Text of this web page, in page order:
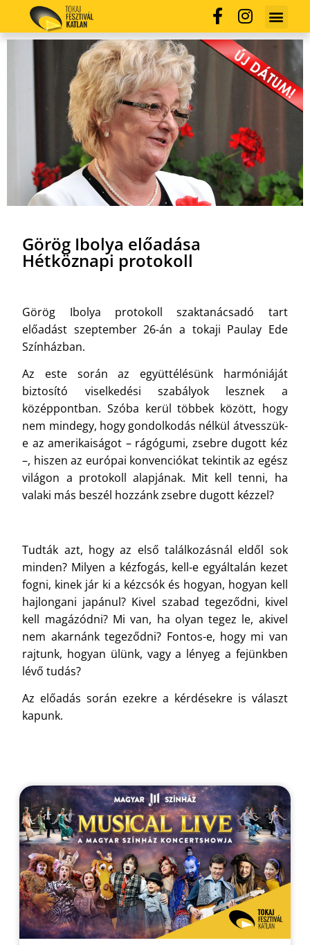
Görög Ibolya előadása
Hétköznapi protokoll
Görög Ibolya protokoll szaktanácsadó tart
előadást szeptember 26-án a tokaji Paulay Ede
Színházban.
Az este során az együttélésünk harmóniáját
biztosító viselkedési szabályok lesznek a
középpontban. Szóba kerül többek között, hogy
nem mindegy, hogy gondolkodás nélkül átvesszük-
e az amerikaiságot – rágógumi, zsebre dugott kéz
–, hiszen az európai konvenciókat tekintik az egész
világon a protokoll alapjának. Mit kell tenni, ha
valaki más beszél hozzánk zsebre dugott kézzel?
Tudták azt, hogy az első találkozásnál eldől sok
minden? Milyen a kézfogás, kell-e egyáltalán kezet
fogni, kinek jár ki a kézcsók és hogyan, hogyan kell
hajlongani japánul? Kivel szabad tegeződni, kivel
kell magázódni? Mi van, ha olyan tegez le, akivel
nem akarnánk tegeződni? Fontos-e, hogy mi van
rajtunk, hogyan ülünk, vagy a lényeg a fejünkben
lévő tudás?
Az előadás során ezekre a kérdésekre is választ
kapunk.